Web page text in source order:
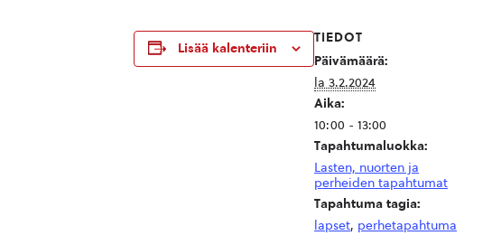
Lisää kalenteriin
TIEDOT
Päivämäärä:
la 3.2.2024
Aika:
10:00 - 13:00
Tapahtumaluokka:
Lasten, nuorten ja
perheiden tapahtumat
Tapahtuma tagia:
lapset, perhetapahtuma